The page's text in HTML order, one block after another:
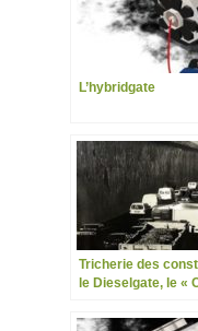
L’hybridgate
Tricherie des
le Dieselgate, le «